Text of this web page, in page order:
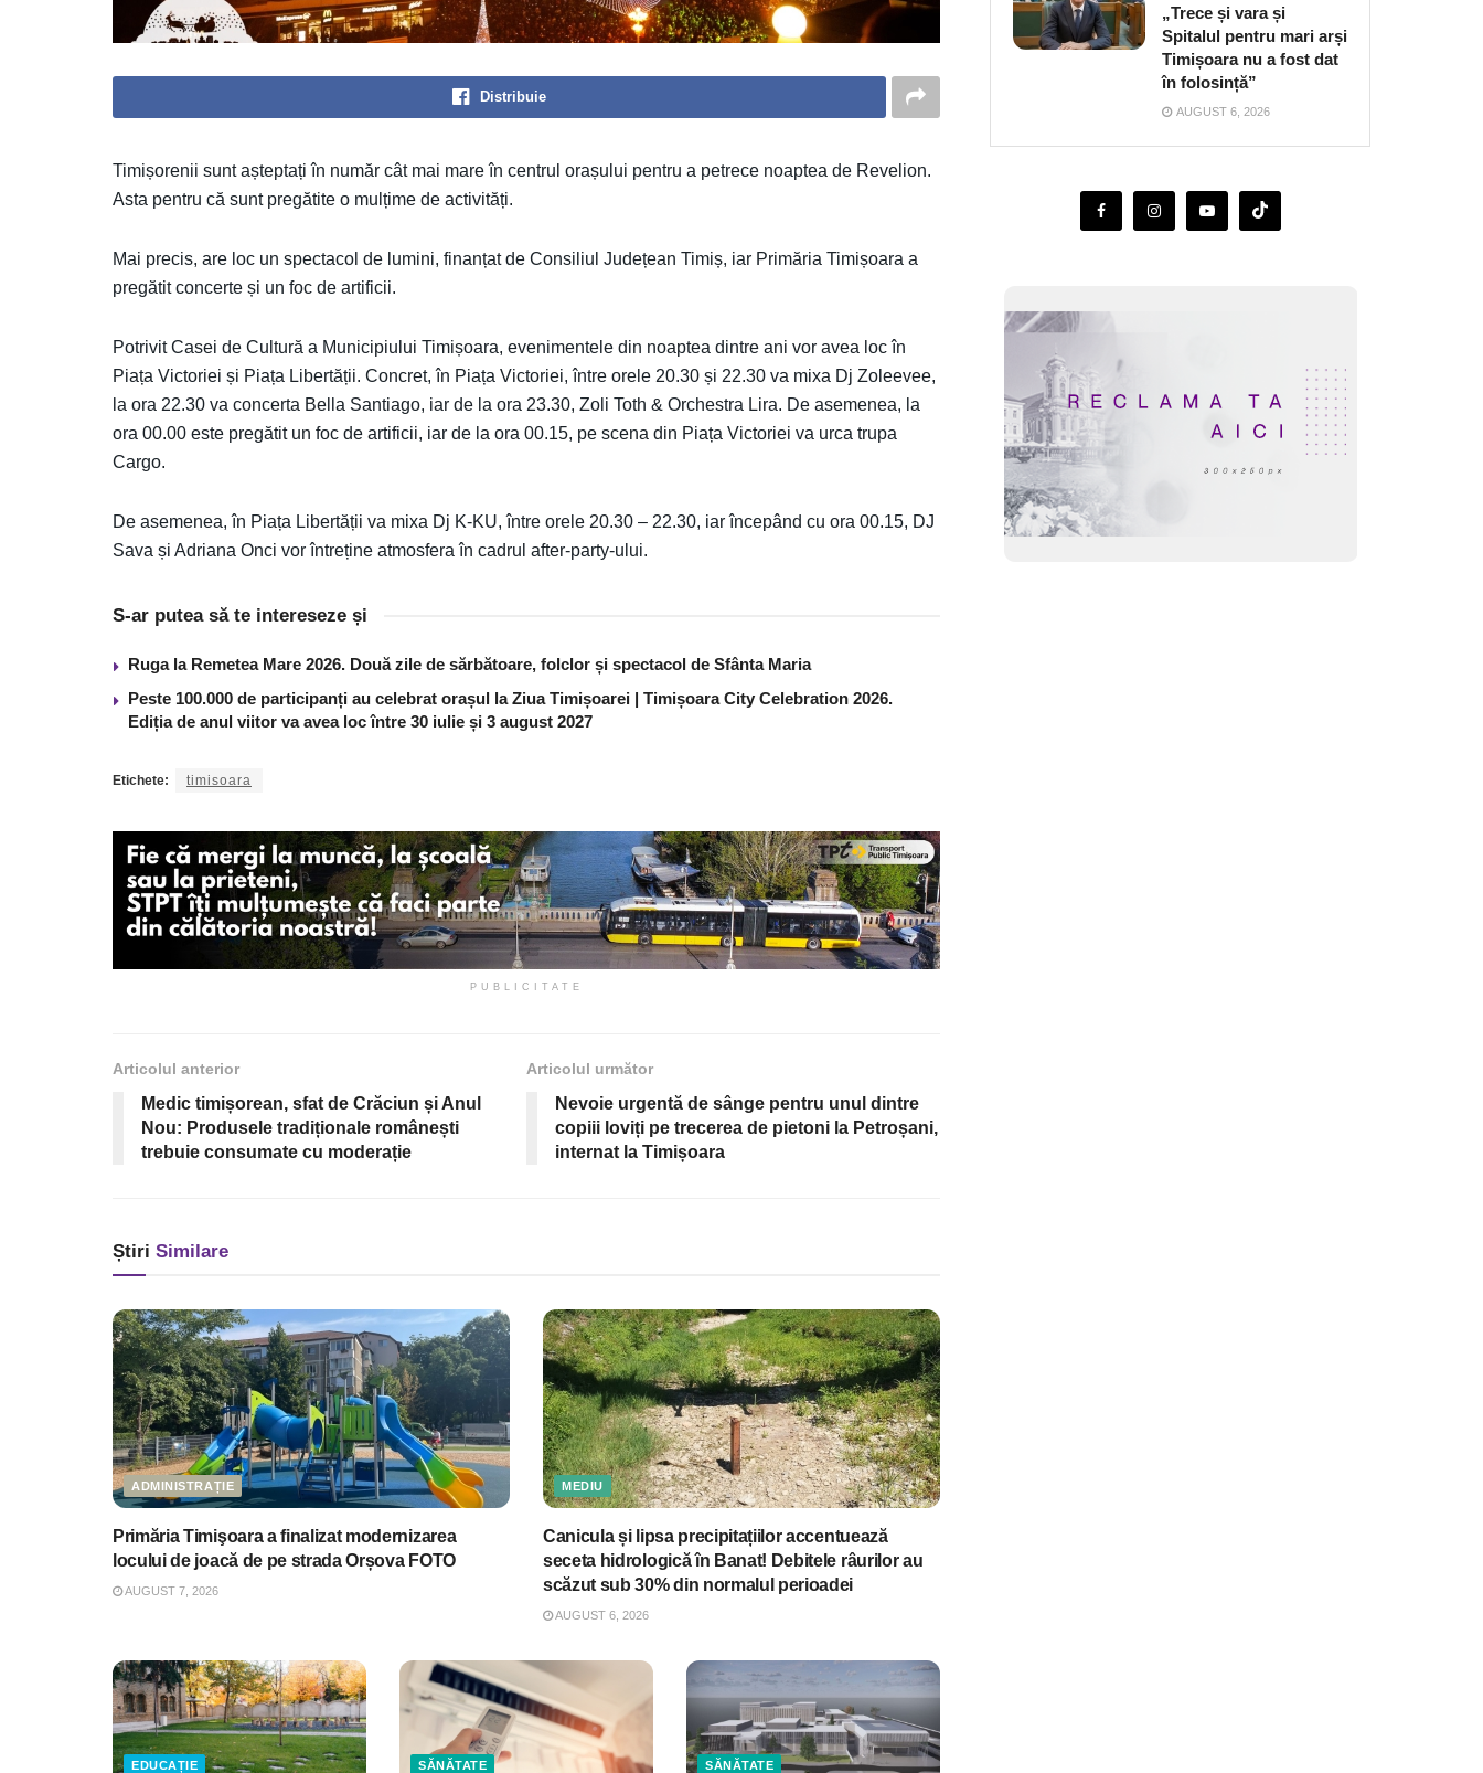
Distribuie
Timișorenii sunt așteptați în număr cât mai mare în centrul orașului pentru a petrece noaptea de Revelion.
Asta pentru că sunt pregătite o mulțime de activități.
Mai precis, are loc un spectacol de lumini, finanțat de Consiliul Județean Timiș, iar Primăria Timișoara a
pregătit concerte și un foc de artificii.
Potrivit Casei de Cultură a Municipiului Timișoara, evenimentele din noaptea dintre ani vor avea loc în
Piața Victoriei și Piața Libertății. Concret, în Piața Victoriei, între orele 20.30 și 22.30 va mixa Dj Zoleevee,
la ora 22.30 va concerta Bella Santiago, iar de la ora 23.30, Zoli Toth & Orchestra Lira. De asemenea, la
ora 00.00 este pregătit un foc de artificii, iar de la ora 00.15, pe scena din Piața Victoriei va urca trupa
Cargo.
De asemenea, în Piața Libertății va mixa Dj K-KU, între orele 20.30 – 22.30, iar începând cu ora 00.15, DJ
Sava și Adriana Onci vor întreține atmosfera în cadrul after-party-ului.
S-ar putea să te intereseze și
Ruga la Remetea Mare 2026. Două zile de sărbătoare, folclor și spectacol de Sfânta Maria
Peste 100.000 de participanți au celebrat orașul la Ziua Timișoarei | Timișoara City Celebration 2026.
Ediția de anul viitor va avea loc între 30 iulie și 3 august 2027
Etichete: timisoara
PUBLICITATE
Articolul anterior
Medic timișorean, sfat de Crăciun și Anul
Nou: Produsele tradiționale românești
trebuie consumate cu moderație
Articolul următor
Nevoie urgentă de sânge pentru unul dintre
copiii loviți pe trecerea de pietoni la Petroșani,
internat la Timișoara
Știri Similare
ADMINISTRAȚIE
Primăria Timişoara a finalizat modernizarea
locului de joacă de pe strada Orșova FOTO
AUGUST 7, 2026
MEDIU
Canicula și lipsa precipitațiilor accentuează
seceta hidrologică în Banat! Debitele râurilor au
scăzut sub 30% din normalul perioadei
AUGUST 6, 2026
EDUCAȚIE SĂNĂTATE SĂNĂTATE
„Trece și vara și
Spitalul pentru mari arși
Timișoara nu a fost dat
în folosință”
AUGUST 6, 2026